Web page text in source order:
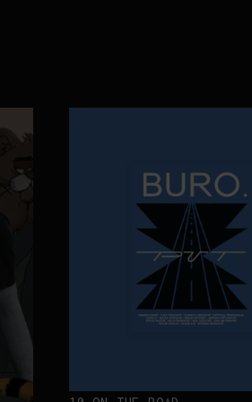
NEOBIČNA
Neobična priča o